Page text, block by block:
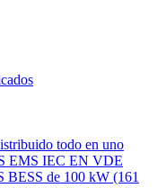
todo en uno
EMS IEC EN VDE
BESS de 100 kW (161